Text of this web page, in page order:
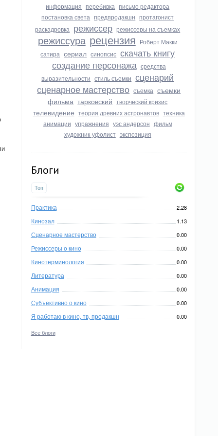
информация перебивка письмо редактора
постановка света предпродакшн протагонист
раскадровка режиссер режиссеры на съемках
режиссура рецензия Роберт Макки
сатира сериал синопсис скачать книгу
создание персонажа средства
выразительности стиль съемки сценарий
сценарное мастерство съемка съемки
фильма тарковский творческий кризис
телевидение теория древних астронавтов техника
анимации упражнения уэс андерсон фильм
художник-уфолист экспозиция
Блоги
Топ
Практика 2.28
Кинозал 1.13
Сценарное мастерство 0.00
Режиссеры о кино 0.00
Кинотерминология 0.00
Литература 0.00
Анимация 0.00
Субъективно о кино 0.00
Я работаю в кино, тв, продакшн 0.00
Все блоги